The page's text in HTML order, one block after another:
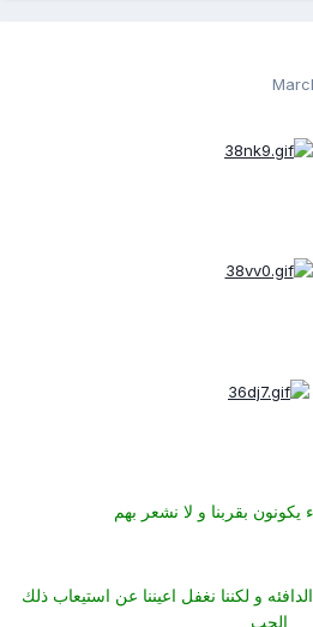
يكونون بقربنا و لا نشعر بهم
و لكننا نغفل اعيننا عن استيعاب ذلك
الحب